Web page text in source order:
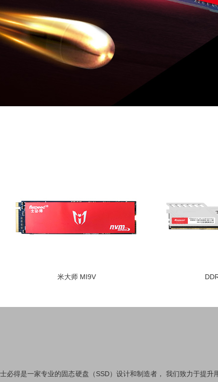
DDR5 内存条
士必得是一家专业的固态硬盘（SSD）设计和制造者， 我们致力于提